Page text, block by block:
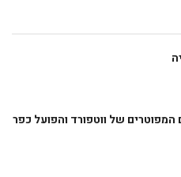
של ווטפורד והפועל כפר